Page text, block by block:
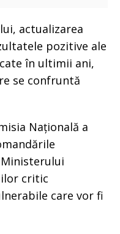
actualizarea
pozitive ale
în ultimii ani,
se confruntă
Națională a
critic
care vor fi